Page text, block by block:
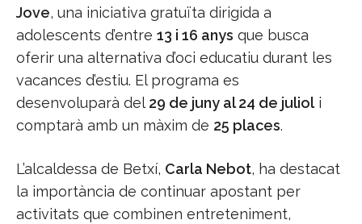
Jove, una iniciativa gratuïta dirigida a
adolescents d’entre 13 i 16 anys que busca
oferir una alternativa d’oci educatiu durant les
vacances d’estiu. El programa es
desenvoluparà del 29 de juny al 24 de julioli
comptarà amb un màxim de 25 places.
L’alcaldessa de Betxí, Carla Nebot, ha destacat
la importància de continuar apostant per
activitats que combinen entreteniment,